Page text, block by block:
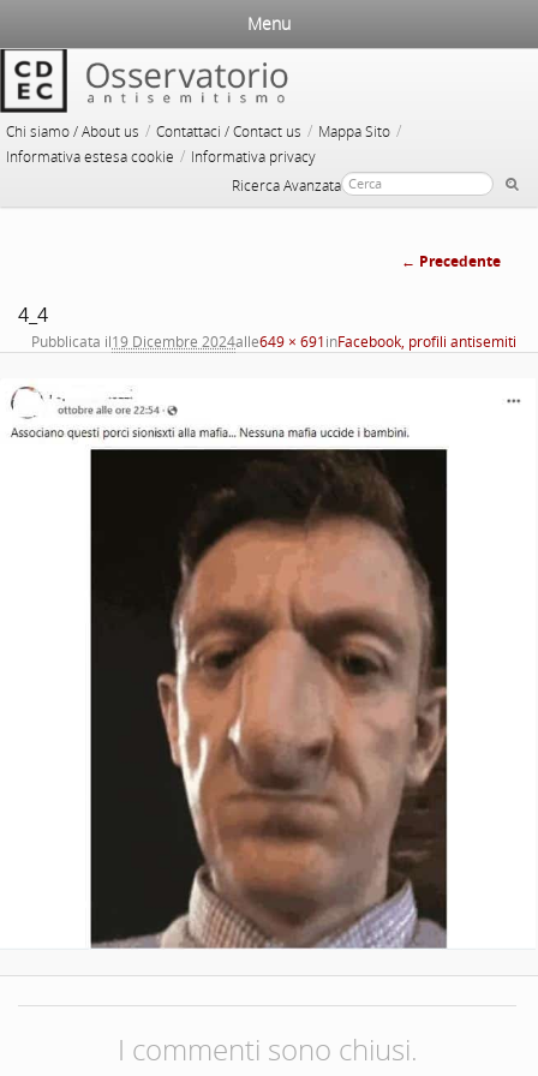
Chi siamo / About us / Contattaci / Contact us / Mappa Sito /
Informativa estesa cookie / Informativa privacy
Ricerca Avanzata
Menu
← Precedente
4_4
Pubblicata il19 Dicembre 2024alle649 × 691inFacebook, profili antisemiti
I commenti sono chiusi.